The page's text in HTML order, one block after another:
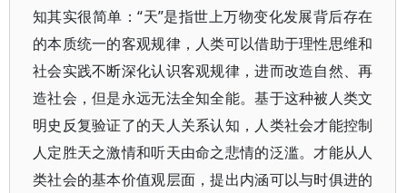
知其实很简单：“天”是指世上万物变化发展背后存在
的本质统一的客观规律，人类可以借助于理性思维和
社会实践不断深化认识客观规律，进而改造自然、再
造社会，但是永远无法全知全能。基于这种被人类文
明史反复验证了的天人关系认知，人类社会才能控制
人定胜天之激情和听天由命之悲情的泛滥。才能从人
类社会的基本价值观层面，提出内涵可以与时俱进的